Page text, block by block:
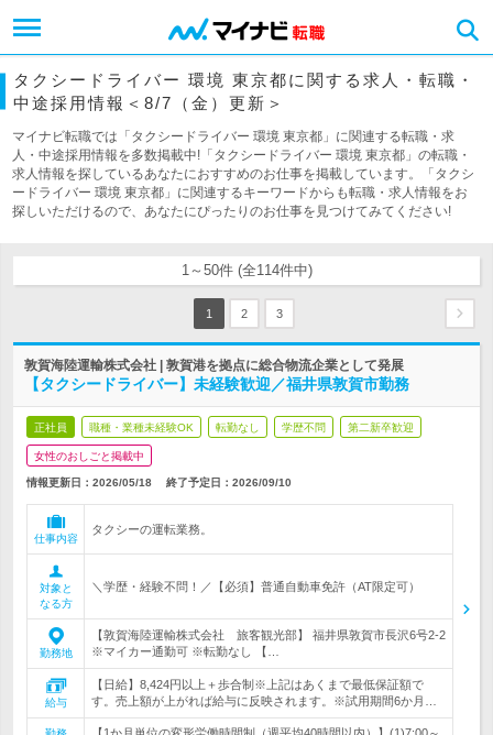
タクシードライバー 環境 東京都に関する求人・転職・
中途採用情報＜8/7（金）更新＞
マイナビ転職では「タクシードライバー 環境 東京都」に関連する転職・求
人・中途採用情報を多数掲載中!「タクシードライバー 環境 東京都」の転職・
求人情報を探しているあなたにおすすめのお仕事を掲載しています。「タクシ
ードライバー 環境 東京都」に関連するキーワードからも転職・求人情報をお
探しいただけるので、あなたにぴったりのお仕事を見つけてみてください!
1～50件 (全114件中)
1 2 3
敦賀海陸運輸株式会社 | 敦賀港を拠点に総合物流企業として発展
【タクシードライバー】未経験歓迎／福井県敦賀市勤務
正社員 職種・業種未経験OK 転勤なし 学歴不問 第二新卒歓迎
女性のおしごと掲載中
情報更新日：2026/05/18 終了予定日： 2026/09/10
仕事内容
タクシーの運転業務。
対象と
なる方
＼学歴・経験不問！／【必須】普通自動車免許（AT限定可）
勤務地
【敦賀海陸運輸株式会社 旅客観光部】 福井県敦賀市長沢6号2‐2
※マイカー通勤可 ※転勤なし 【…
給与
【日給】8,424円以上＋歩合制※上記はあくまで最低保証額で
す。売上額が上がれば給与に反映されます。※試用期間6か月…